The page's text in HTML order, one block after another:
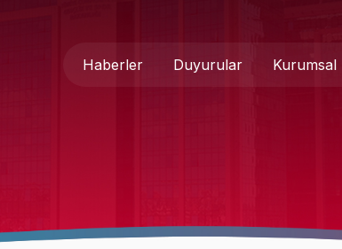
Haberler Duyurular Kurumsal